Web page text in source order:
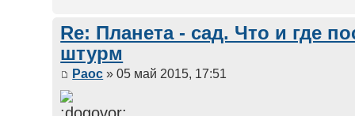
Re: Планета - сад. Что и где
штурм
Раос » 05 май 2015, 17:51